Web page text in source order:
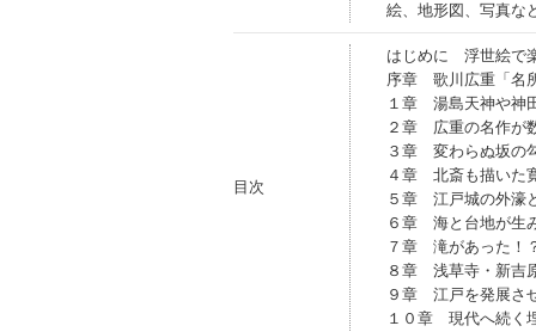
絵、地形図、写真な
目次
はじめに 浮世絵で
序章 歌川広重「名
１章 湯島天神や神
２章 広重の名作が
３章 変わらぬ坂の
４章 北斎も描いた
５章 江戸城の外濠
６章 海と台地が生
７章 滝があった！
８章 浅草寺・新吉
９章 江戸を発展さ
１０章 現代へ続く